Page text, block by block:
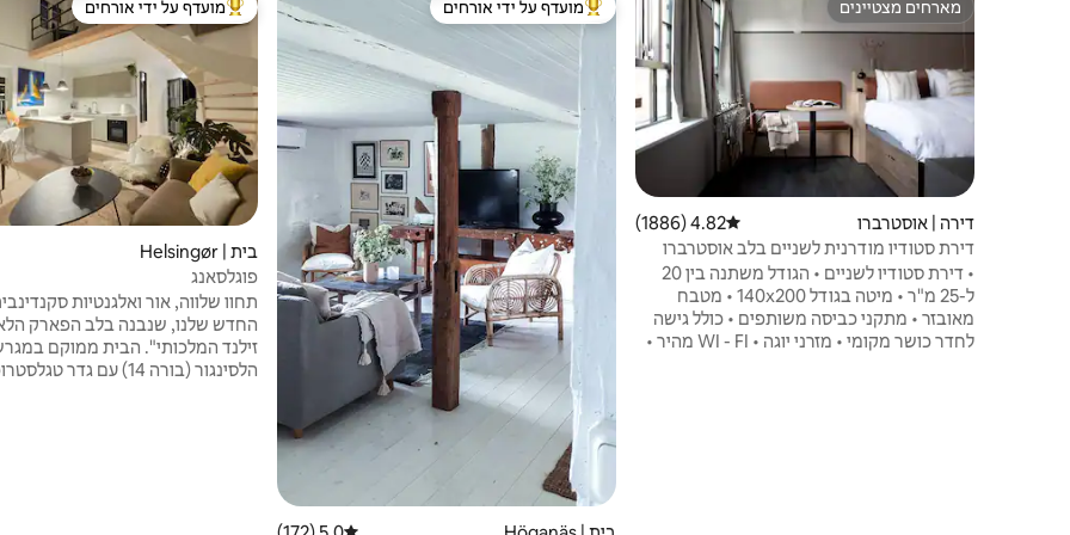
מארחים מצטיינים
מארחים מצטיינים
דירה | אוסטרברו דירוג ממוצע של 4.82 מתוך 5, 1886 ביקורות
4.82 (1886)
דירת סטודיו מודרנית לשניים בלב אוסטרברו
• דירת סטודיו לשניים • הגודל משתנה בין 20
ל-25 מ"ר • מיטה בגודל 140x200 • מטבח
מאובזר • מתקני כביסה משותפים • כולל גישה
לחדר כושר מקומי • מזרני יוגה • WI - FI מהיר •
מוביל בקרב נכסים מועדפים על ידי אורחים
מועדף על ידי אורחים מוביל בקרב נכסים מועדפים על ידי
מועדף על ידי אורחים
בית | Helsingør
פוגלסאנג
תחוו שלווה, אור ואלגנטיות
החדש שלנו, שנבנה בלב הפארק
זילנד המלכותי". הבית ממוקם
הלסינגור (בורה 14) עם גדר